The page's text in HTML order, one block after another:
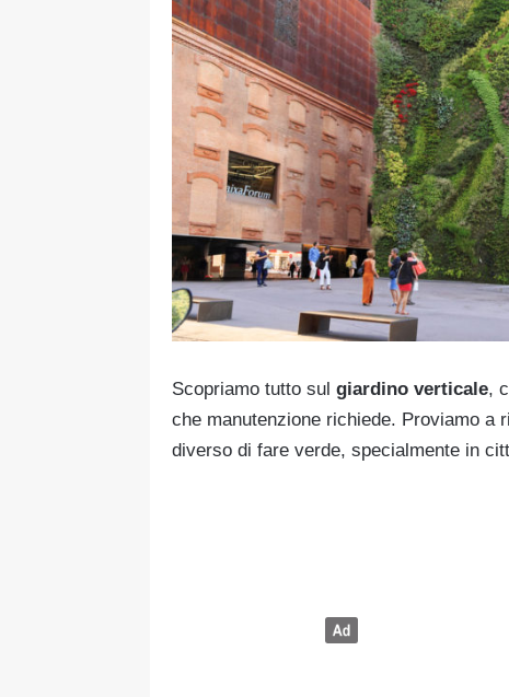
Scopriamo tutto sul giardino verticale,
che manutenzione richiede. Proviamo a
diverso di fare verde, specialmente in